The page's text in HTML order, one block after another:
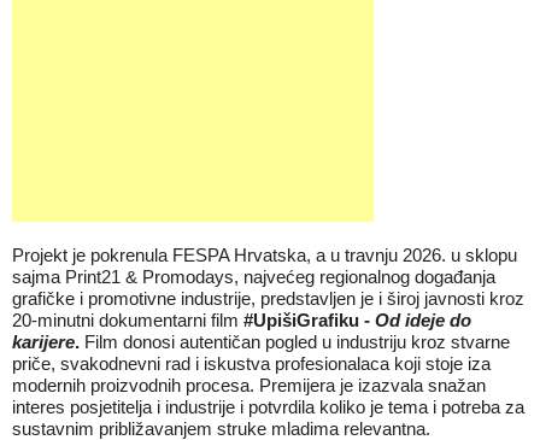
Projekt je pokrenula FESPA Hrvatska, a u travnju 2026. u sklopu
sajma Print21 & Promodays, najvećeg regionalnog događanja
grafičke i promotivne industrije, predstavljen je i široj javnosti kroz
20-minutni dokumentarni film #UpišiGrafiku - Od ideje do
karijere. Film donosi autentičan pogled u industriju kroz stvarne
priče, svakodnevni rad i iskustva profesionalaca koji stoje iza
modernih proizvodnih procesa. Premijera je izazvala snažan
interes posjetitelja i industrije i potvrdila koliko je tema i potreba za
sustavnim približavanjem struke mladima relevantna.